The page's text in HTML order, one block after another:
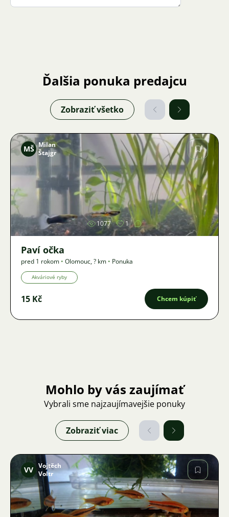
Ďalšia ponuka predajcu
Zobraziť všetko
Obrázok
MŠ Milan
Štajgr
1077 1
Paví očka
pred 1 rokom • Olomouc,? km • Ponuka
Akváriové ryby
15 Kč Chcem kúpiť
Mohlo by vás zaujímať
Vybrali sme najzaujímavejšie ponuky
Zobraziť viac
Obrázok
VV Vojtěch
Voltr